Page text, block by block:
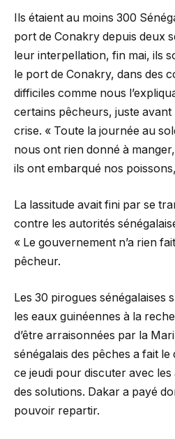
Ils étaient au moins 300
port de Conakry depuis deux
leur interpellation, fin mai, ils
le port de Conakry, dans des
difficiles comme nous
certains pêcheurs, juste avant
crise. « Toute la journée au
nous ont rien donné à
ils ont embarqué nos
La lassitude avait fini par se
contre les autorités
« Le gouvernement n’a rien
pêcheur.
Les 30 pirogues sénégalaises
les eaux guinéennes à la
d’être arraisonnées par la
sénégalais des pêches a fait
ce jeudi pour discuter avec
des solutions. Dakar a payé
pouvoir repartir.